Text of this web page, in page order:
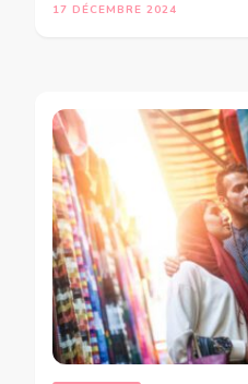
17 DÉCEMBRE 2024